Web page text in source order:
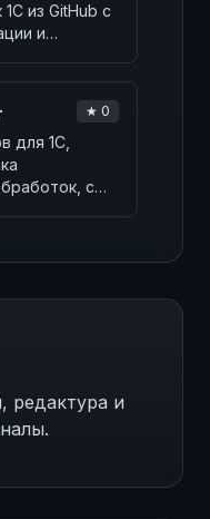
из GitHub с
и
★ 0
для 1С,
с
редактура и